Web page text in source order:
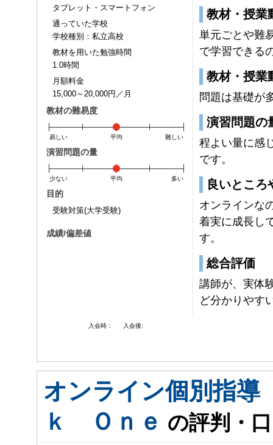
タブレット・スマートフォン
通っていた学校
学校種別：私立高校
教材を用いた勉強時間
1.0時間
月額料金
15,000～20,000円／月
教材の難易度
易しい 平均 難しい
演習問題の量
少ない 平均 多い
目的
受験対策(大学受験)
成績/偏差値
入会時： 入会後:
教材・授業
単元ごとや難
で学習できる
教材・授業
問題は基礎が
演習問題の
程よい量に感
です。
良いところ
オンラインな
着実に成長し
す。
総合評価
講師が、実体
ど分かりやす
オンライン個別指
ｋ Ｏｎｅ の評判・